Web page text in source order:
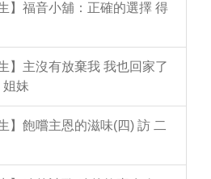
】福音小舖：正確的選擇 得
】主沒有放棄我 我也回家了
姐妹
】飽嚐主恩的滋味(四) 訪 二